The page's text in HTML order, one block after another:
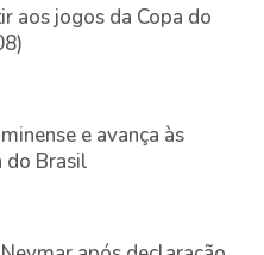
aos jogos da Copa do
e avança às
do Brasil